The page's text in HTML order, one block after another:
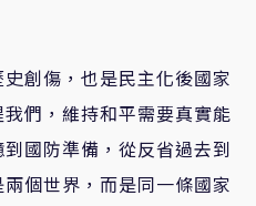
創傷，也是民主化後國家
們，維持和平需要真實能
國防準備，從反省過去到
個世界，而是同一條國家